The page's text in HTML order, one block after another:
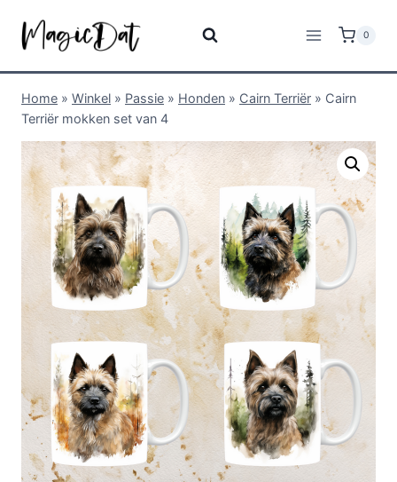
0
Home » Winkel » Passie » Honden » Cairn Terriër » Cairn
Terriër mokken set van 4